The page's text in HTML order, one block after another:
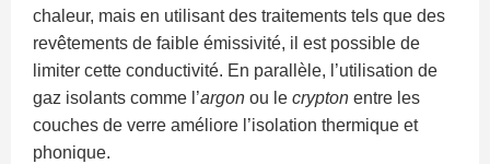
chaleur, mais en utilisant des traitements tels que des
revêtements de faible émissivité, il est possible de
limiter cette conductivité. En parallèle, l’utilisation de
gaz isolants comme l’argon ou le crypton entre les
couches de verre améliore l’isolation thermique et
phonique.